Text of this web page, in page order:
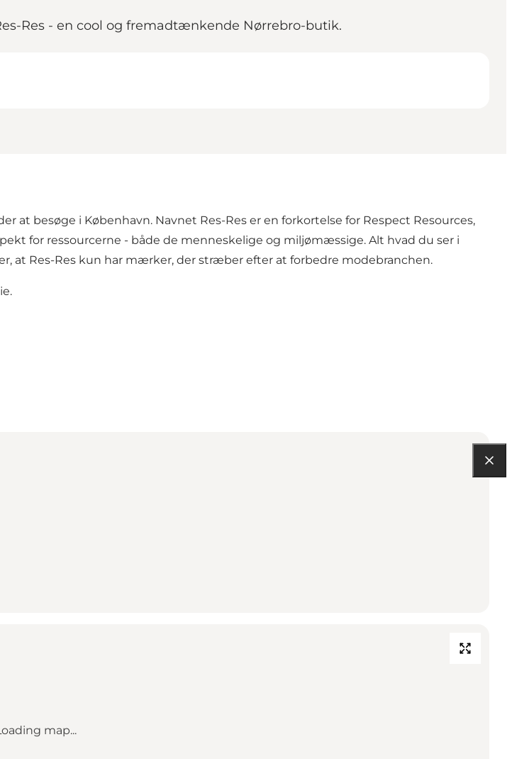
Res - en cool og fremadtænkende Nørrebro-butik.
at besøge i København. Navnet Res-Res er en forkortelse for Respect Resources,
for ressourcerne - både de menneskelige og miljømæssige. Alt hvad du ser i
at Res-Res kun har mærker, der stræber efter at forbedre modebranchen.
map...